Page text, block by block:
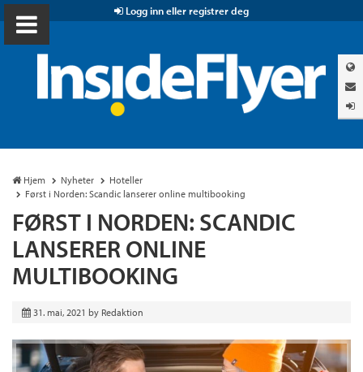
Logg inn eller registrer deg
Hjem Nyheter
Hoteller
Først i Norden: Scandic lanserer online multibooking
FØRST I NORDEN: SCANDIC
LANSERER ONLINE
MULTIBOOKING
31. mai, 2021 by Redaktion